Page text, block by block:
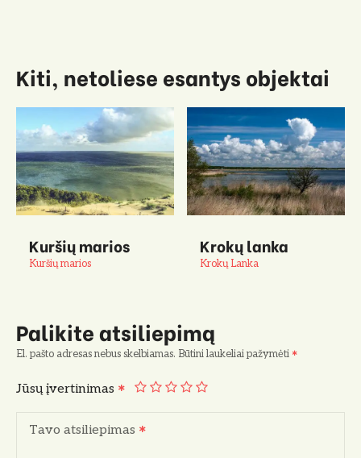
Kiti, netoliese esantys objektai
Kuršių marios
Kuršių marios
Krokų lanka
Krokų Lanka
Palikite atsiliepimą
El. pašto adresas nebus skelbiamas. Būtini laukeliai pažymėti
Jūsų įvertinimas
Tavo atsiliepimas